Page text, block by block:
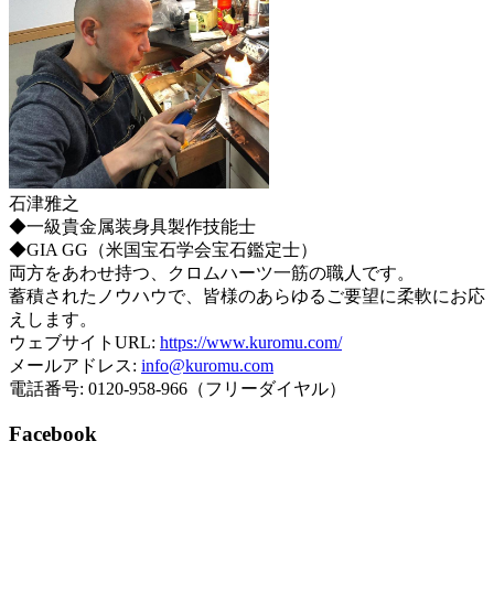
石津雅之
◆一級貴金属装身具製作技能士
◆GIA GG（米国宝石学会宝石鑑定士）
両方をあわせ持つ、クロムハーツ一筋の職人です。
蓄積されたノウハウで、皆様のあらゆるご要望に柔軟にお応
えします。
ウェブサイトURL: https://www.kuromu.com/
メールアドレス: info@kuromu.com
電話番号: 0120-958-966（フリーダイヤル）
Facebook